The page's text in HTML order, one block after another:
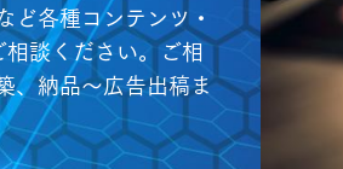
ど各種コンテンツ・
談ください。ご相
、納品～広告出稿ま